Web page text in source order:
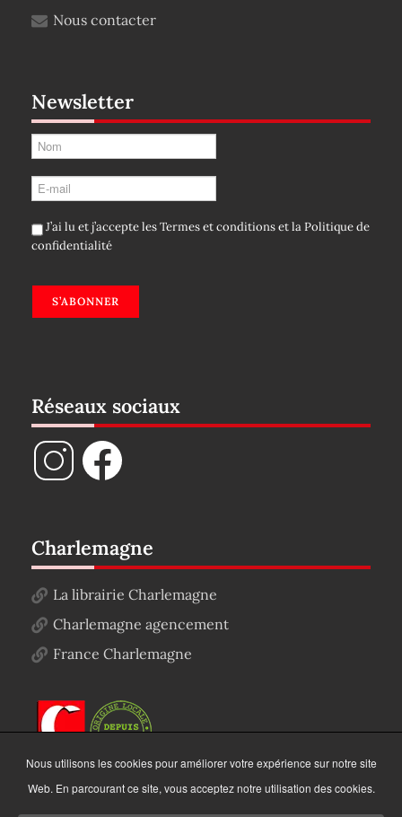
Nous contacter
Newsletter
J’ai lu et j’accepte lesTermes et conditionset laPolitique de
confidentialité
S’ABONNER
Réseaux sociaux
Charlemagne
La librairie Charlemagne
Charlemagne agencement
France Charlemagne
Nous utilisons les cookies pour améliorer votre expérience sur notre site
Web. En parcourant ce site, vous acceptez notre utilisation des cookies.